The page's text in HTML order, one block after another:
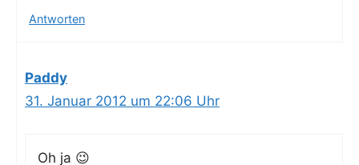
Antworten
Paddy
31. Januar 2012 um 22:06 Uhr
Oh ja 😉